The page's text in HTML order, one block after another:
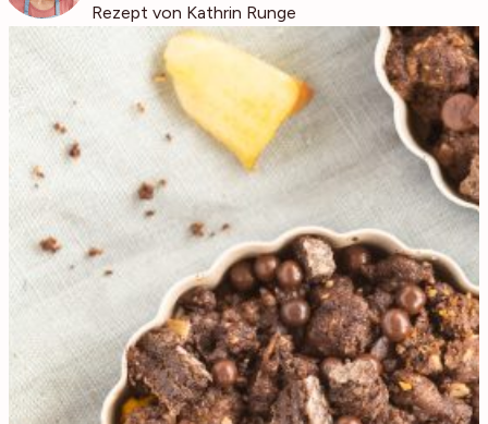
Rezept von Kathrin Runge